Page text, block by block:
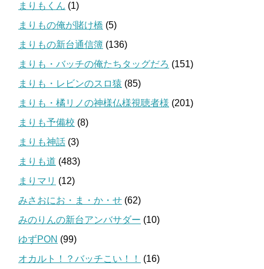
まりもくん (1)
まりもの俺が賭け橋 (5)
まりもの新台通信簿 (136)
まりも・バッチの俺たちタッグだろ (151)
まりも・レビンのスロ猿 (85)
まりも・橘リノの神様仏様視聴者様 (201)
まりも予備校 (8)
まりも神話 (3)
まりも道 (483)
まりマリ (12)
みさおにお・ま・か・せ (62)
みのりんの新台アンバサダー (10)
ゆずPON (99)
オカルト！？バッチこい！！
(16)